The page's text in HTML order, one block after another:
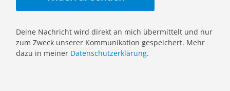
Deine Nachricht wird direkt an mich übermittelt und nur
zum Zweck unserer Kommunikation gespeichert. Mehr
dazu in meiner Datenschutzerklärung.